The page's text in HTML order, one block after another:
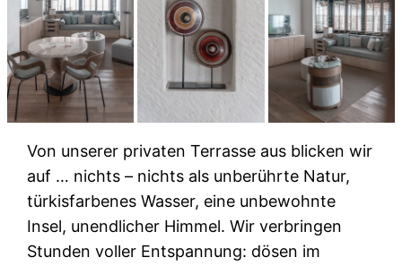
Von unserer privaten Terrasse aus blicken wir
auf … nichts – nichts als unberührte Natur,
türkisfarbenes Wasser, eine unbewohnte
Insel, unendlicher Himmel. Wir verbringen
Stunden voller Entspannung: dösen im